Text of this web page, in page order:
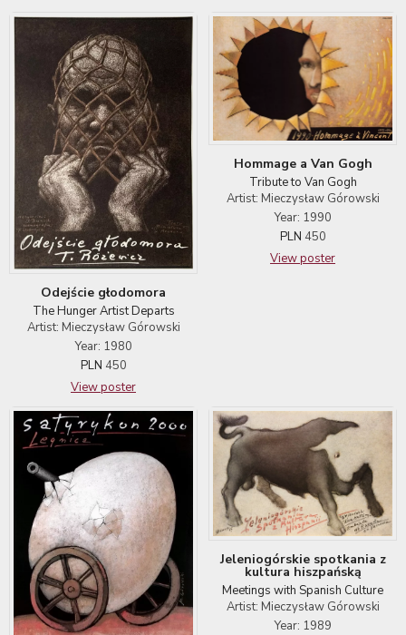
Odejście głodomora
The Hunger Artist Departs
Artist: Mieczysław Górowski
Year: 1980
PLN 450
View poster
Hommage a Van Gogh
Tribute to Van Gogh
Artist: Mieczysław Górowski
Year: 1990
PLN 450
View poster
Jeleniogórskie spotkania z
kultura hiszpańską
Meetings with Spanish Culture
Artist: Mieczysław Górowski
Year: 1989